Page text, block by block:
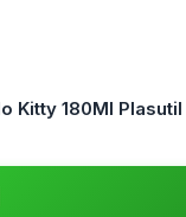
Kitty 180Ml Plasutil